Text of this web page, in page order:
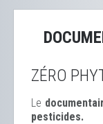
ZÉRO
Le
pesticides.